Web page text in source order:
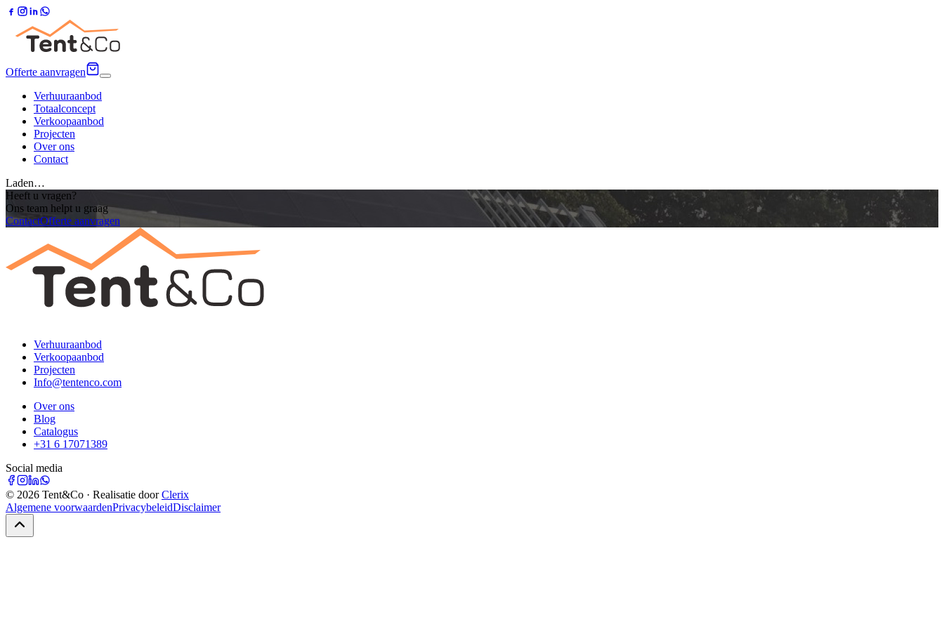
Offerte aanvragen
Verhuuraanbod
Totaalconcept
Verkoopaanbod
Projecten
Over ons
Contact
Laden…
Heeft u vragen?
Ons team helpt u graag
ContactOfferte aanvragen
Verhuuraanbod
Verkoopaanbod
Projecten
Info@tentenco.com
Over ons
Blog
Catalogus
+31 6 17071389
Social media
© 2026 Tent&Co · Realisatie door Clerix
Algemene voorwaardenPrivacybeleidDisclaimer